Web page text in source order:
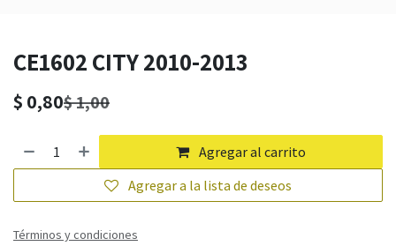
CE1602 CITY 2010-2013
$ 0,80$1,00
Agregar al carrito
Agregar a la lista de deseos
Términos y condiciones